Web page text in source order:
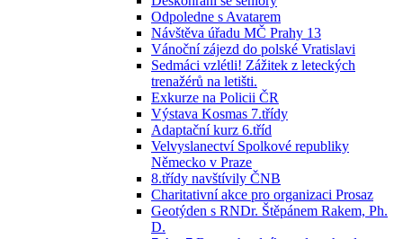
Odpoledne s Avatarem
Návštěva úřadu MČ Prahy 13
Vánoční zájezd do polské Vratislavi
Sedmáci vzlétli! Zážitek z leteckých
trenažérů na letišti.
Exkurze na Policii ČR
Výstava Kosmas 7.třídy
Adaptační kurz 6.tříd
Velvyslanectví Spolkové republiky
Německo v Praze
8.třídy navštívily ČNB
Charitativní akce pro organizaci Prosaz
Geotýden s RNDr. Štěpánem Rakem, Ph.
D.